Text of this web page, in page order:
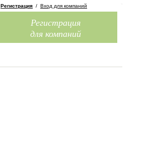
Регистрация / Вход для компаний
Регистрация
для компаний